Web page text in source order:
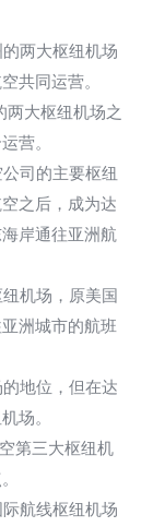
两大枢纽机场
共同运营。
两大枢纽机场之
营。
司的主要枢纽
之后，成为达
岸通往亚洲航
机场，原美国
洲城市的航班
地位，但在达
场。
第三大枢纽机
航线枢纽机场